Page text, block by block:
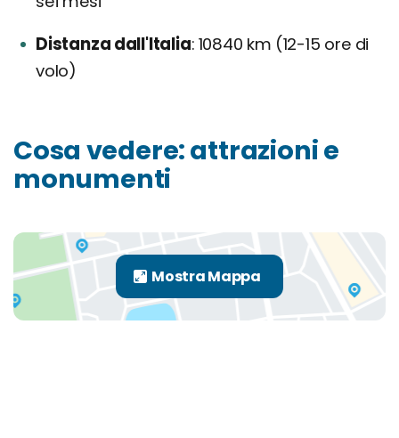
Distanza dall'Italia 10840 km (12-15 ore di
volo)
Cosa vedere: attrazioni e
monumenti